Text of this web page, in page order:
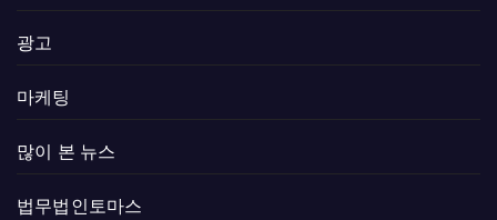
광고
마케팅
많이 본 뉴스
법무법인토마스